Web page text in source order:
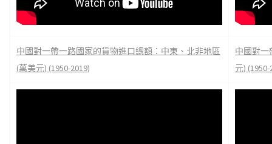
中國對一帶一路國家的貨物進口總額：中東、北非地區
(萬美元) (1950-2019)
中國對一
元) (1950-